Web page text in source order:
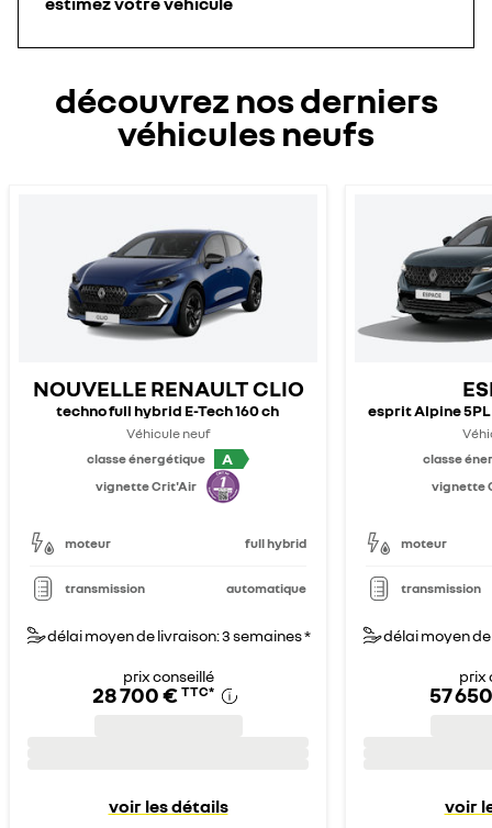
découvrez nos derniers
véhicules neufs
NOUVELLE RENAULT CLIO
techno full hybrid E-Tech 160 ch
Véhicule neuf
classe énergétique
A
vignette Crit'Air
moteur full hybrid
transmission automatique
délai moyen de livraison: 3 semaines *
prix conseillé
28 700 € TTC*
voir les détails
esprit Alpine
classe
vignette
moteur
transmission
délai moyen
prix
57
voir